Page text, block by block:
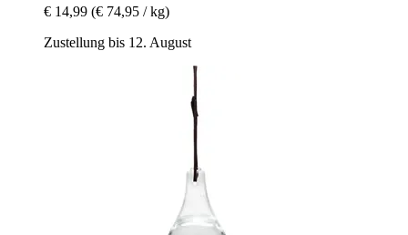
€ 14,99 (€ 74,95 / kg)
Zustellung bis 12. August